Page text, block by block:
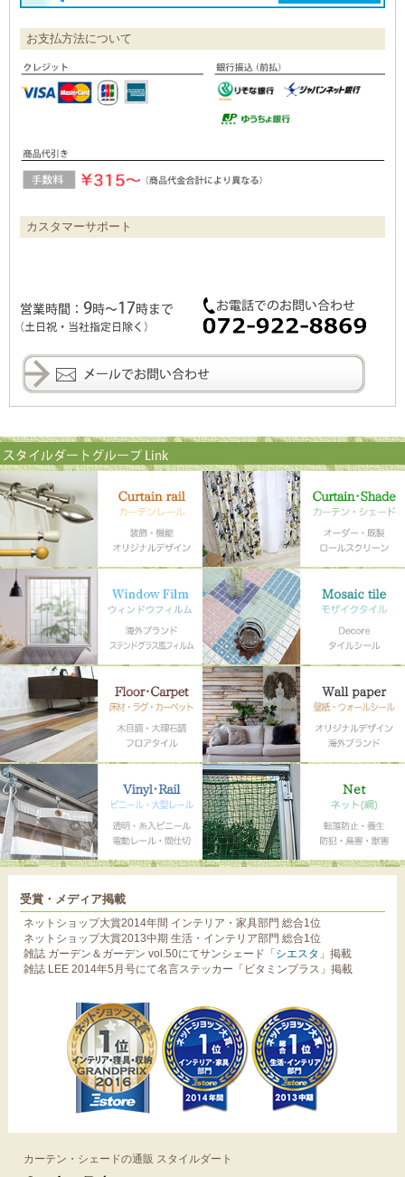
お支払方法について
カスタマーサポート
受賞・メディア掲載
ネットショップ大賞2014年間 インテリア・家具部門 総合1位
ネットショップ大賞2013中期 生活・インテリア部門 総合1位
雑誌 ガーデン＆ガーデン vol.50にてサンシェード「 シエスタ 」掲載
雑誌 LEE 2014年5月号にて名言ステッカー「ビタミンプラス」掲載
カーテン・シェードの通販 スタイルダート